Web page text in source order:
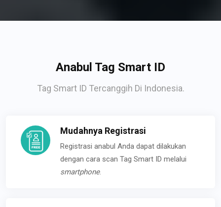
Anabul Tag Smart ID
Tag Smart ID Tercanggih Di Indonesia.
Mudahnya Registrasi
Registrasi anabul Anda dapat dilakukan
dengan cara scan Tag Smart ID melalui
smartphone.